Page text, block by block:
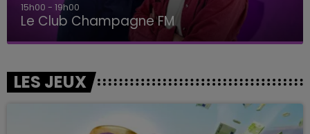
15h00 - 19h00
Le Club Champagne FM
LES JEUX